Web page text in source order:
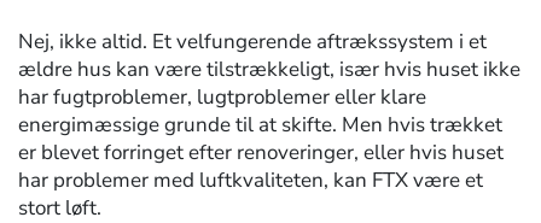
Nej, ikke altid. Et velfungerende aftrækssystem i et
ældre hus kan være tilstrækkeligt, især hvis huset ikke
har fugtproblemer, lugtproblemer eller klare
energimæssige grunde til at skifte. Men hvis trækket
er blevet forringet efter renoveringer, eller hvis huset
har problemer med luftkvaliteten, kan FTX være et
stort løft.